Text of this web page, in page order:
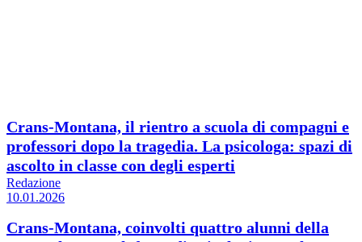
Crans-Montana, il rientro a scuola di compagni e
professori dopo la tragedia. La psicologa: spazi di
ascolto in classe con degli esperti
Redazione
10.01.2026
Crans-Montana, coinvolti quattro alunni della